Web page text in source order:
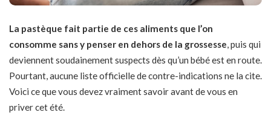
La pastèque fait partie de ces aliments que l’on
consomme sans y penser en dehors de la grossesse, puis qui
deviennent soudainement suspects dès qu’un bébé est en route.
Pourtant, aucune liste officielle de contre-indications ne la cite.
Voici ce que vous devez vraiment savoir avant de vous en
priver cet été.